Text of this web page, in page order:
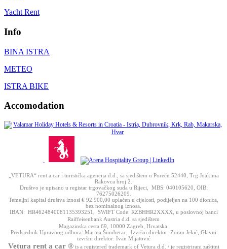
Yacht Rent
Info
BINA ISTRA
METEO
ISTRA BIKE
Accomodation
„VETURA“ rent a car i turistička agencija d.d., sa sjedištem u Poreču 52440, Trg Joakima
Rakovca broj 2.
Društvo je upisano u registar trgovačkog suda u Rijeci, MBS: 040105620, OIB:
76275026209.
Temeljni kapital društva iznosi € 92.900,00 uplaćen u cijelosti, podijeljen na 100 dionica,
bez nominalnog iznosa.
IBAN: HR4624840081135393251, SWIFT Code: RZBHHR2XXXX, u poslovnoj banci
Raiffeisenbank Austria d.d. sa sjedištem
Magazinska cesta 69, 10000 Zagreb, Hrvatska.
Predsjednik Upravnog odbora: Marina Šumberac, Izvršni direktor: Zoran Jekić, Glavni
izvršni direktor: Ivan Mijatović
Vetura rent a car ®is a registered trademark of Vetura d.d. / je registrirani zaštitni